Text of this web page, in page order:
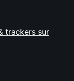
trackers sur